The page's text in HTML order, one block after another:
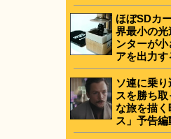
ほぼSDカ
界最小の光
ンターが
アを出力す
ソ連に乗
スを勝ち
な旅を描く
ス」予告編